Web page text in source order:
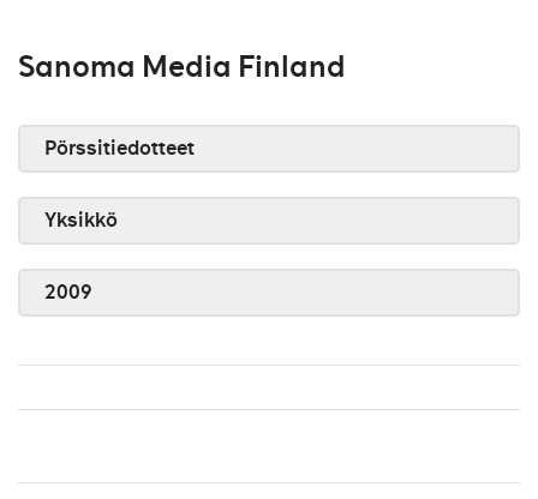
Sanoma Media Finland
Pörssitiedotteet
Yksikkö
2009